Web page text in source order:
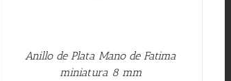
Anillo de Plata Mano de Fatima
miniatura 8 mm